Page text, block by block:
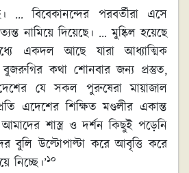
… বিবেকানন্দের পরবর্তীরা এসে
নামিয়ে দিয়েছে। … মুষ্কিল হয়েছে
একদল আছে যারা আধ্যাত্মিক
বুজরুগির কথা শোনবার জন্য প্রস্তুত,
যে সকল পুরুষেরা মায়াজাল
এদেশের শিক্ষিত মণ্ডলীর একান্ত
আমাদের শাস্ত্র ও দর্শন কিছুই পড়েনি
বুলি উল্টোপাল্টা করে আবৃত্তি করে
নিচ্ছে।’১০